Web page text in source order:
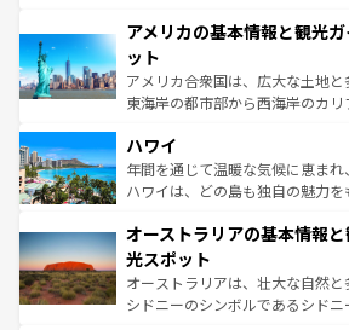
ンツ一覧を参照してほしい。
の建物がそのまま残る町や、スイ
博物館もあり、アルプス観光だけ
ことができる。国民の所得が高い
者向けの交通パス提供のサービ
着のスイス情報は
アメリカの基本情報と観光
ット
アメリカ合衆国は、広大な土地と
東海岸の都市部から西海岸のカ
のような巨大都市は、観光、ショ
ンメントが詰まった刺激的なス
西部には大自然が広がり、グラ
部のニューオーリンズでは、音楽
文化が魅力。旅行者はアメリカの
しみながら、その多様性と豊かな
るだろう。車でのロードトリップ
ハワイ
年間を通じて温暖な気候に恵ま
ハワイは、どの島も独自の魅力
ワイ島は見逃せない。また、定番
島だが、静かな自然を求めるなら
おすすめ。エメラルドグリーンに
文化や歴史が息づいている。「
オーストラリアの基本情報
光スポット
オーストラリアは、壮大な自然と
シドニーのシンボルであるシド